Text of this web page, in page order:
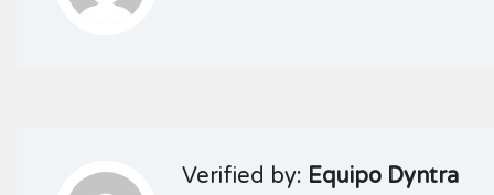
Verified by: Equipo Dyntra